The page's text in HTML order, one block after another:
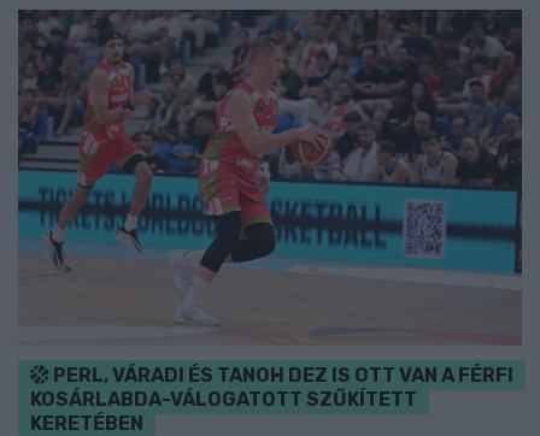
PERL, VÁRADI ÉS TANOH DEZ IS OTT VAN A FÉRFI
KOSÁRLABDA-VÁLOGATOTT SZŰKÍTETT
KERETÉBEN